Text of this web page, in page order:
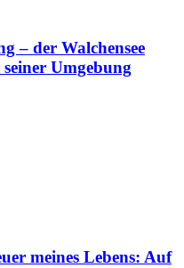
– der Walchensee
Umgebung
meines Lebens: Auf